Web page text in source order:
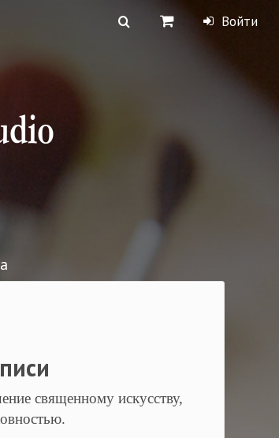
Войти
священному искусству,